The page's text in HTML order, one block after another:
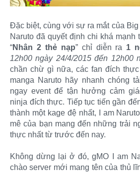
Đặc biệt, cùng với sự ra mắt của Big
Naruto đã quyết định chi khá mạnh
“Nhân 2 thẻ nạp” chỉ diễn ra 1
12h00 ngày 24/4/2015 đến 12h00
chần chừ gì nữa, các fan đích
manga Naruto hãy nhanh chóng
ngay event để tận hưởng cảm
ninja đích thực. Tiếp tục tiến gần
thành một kage đệ nhất, I am
mê của bạn mang đến những trải
thực nhất từ trước đến nay.
Không dừng lại ở đó, gMO I am
chào server mới mang tên của thủ